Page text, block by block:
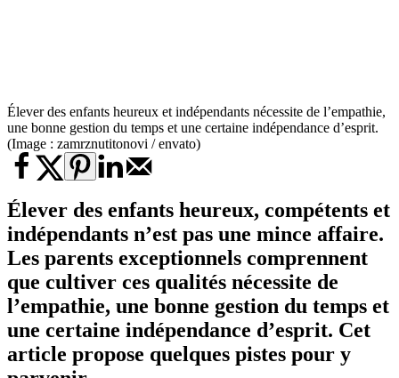
Élever des enfants heureux et indépendants nécessite de l’empathie,
une bonne gestion du temps et une certaine indépendance d’esprit.
(Image : zamrznutitonovi / envato)
Élever des enfants heureux, compétents et
indépendants n’est pas une mince affaire.
Les parents exceptionnels comprennent
que cultiver ces qualités nécessite de
l’empathie, une bonne gestion du temps et
une certaine indépendance d’esprit. Cet
article propose quelques pistes pour y